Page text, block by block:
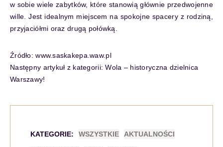
w sobie wiele zabytków, które stanowią głównie przedwojenne
wille. Jest idealnym miejscem na spokojne spacery z rodziną,
przyjaciółmi oraz drugą połówką.
Źródło: www.saskakepa.waw.pl
Następny artykuł z kategorii:Wola – historyczna dzielnica
Warszawy!
KATEGORIE: WSZYSTKIE AKTUALNOŚCI